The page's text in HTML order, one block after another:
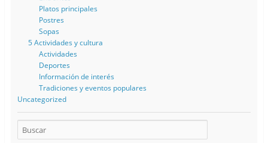
Platos principales
Postres
Sopas
5 Actividades y cultura
Actividades
Deportes
Información de interés
Tradiciones y eventos populares
Uncategorized